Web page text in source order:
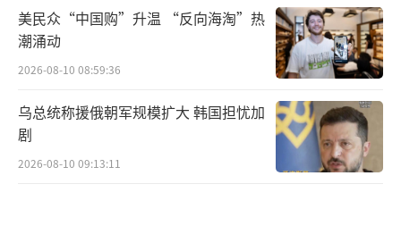
美民众“中国购”升温 “反向海淘”热
潮涌动
2026-08-10 08:59:36
乌总统称援俄朝军规模扩大 韩国担忧加
剧
2026-08-10 09:13:11